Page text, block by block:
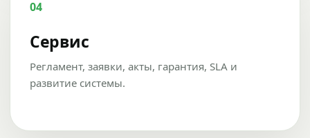
04
Сервис
Регламент, заявки, акты, гарантия, SLA и
развитие системы.